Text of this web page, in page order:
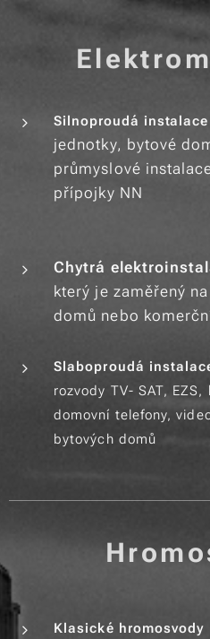
Silnoproudá instalace
jednotky, bytové
průmyslové
přípojky NN
Chytrá
který je zaměřený
domů nebo
Slaboproudá
rozvody TV- SAT,
domovní telefony,
bytových domů
Klasické hromosvody